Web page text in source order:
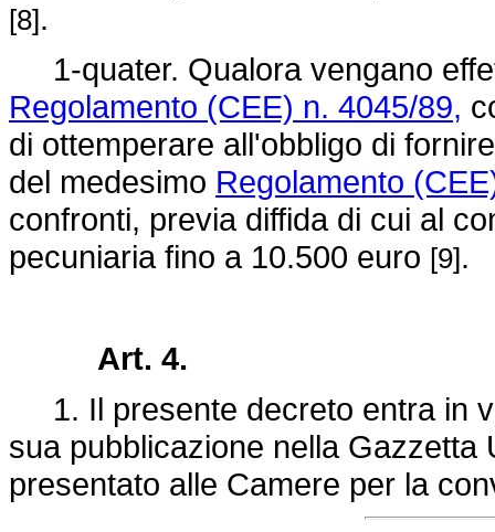
[8].
1-quater. Qualora vengano
Regolamento (CEE) n. 4045/89,
di ottemperare all'obbligo di
del medesimo Regolamento
confronti, previa diffida di cui al
pecuniaria fino a 10.500 euro [9].
Art. 4.
1. Il presente decreto entra in
sua pubblicazione nella Gazzetta
presentato alle Camere per la